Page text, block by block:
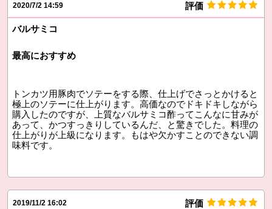
2020/7/2 14:59 評価
バルサミコ
最高におすすめ
トンカツ用豚肉でソテーをする際、仕上げでさっとかけると
極上のソテーに仕上がります。高価なのでドキドキしながら
購入したのですが、上質なバルサミコ酢ってこんなに甘みが
あって、かつすっきりしているんだ、と驚きでした。料理の
仕上がりが上級になります。もはや欠かすことのできない調
味料です。
2019/11/2 16:02 評価